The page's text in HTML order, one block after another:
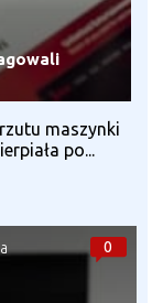
maszynki
po...
0